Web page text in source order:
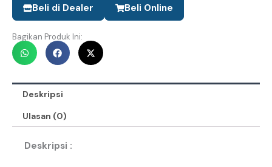
Beli di Dealer Beli Online
Bagikan Produk Ini:
Deskripsi
Ulasan (0)
Deskripsi :